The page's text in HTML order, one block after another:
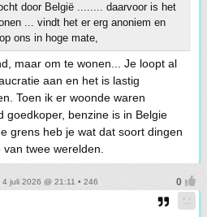
door België ........ daarvoor is het
... vindt het er erg anoniem en
ons in hoge mate,
maar om te wonen... Je loopt al
aan en het is lastig
Toen ik er woonde waren
goedkoper, benzine is in Belgie
grens heb je wat dat soort dingen
twee werelden.
4 juli 2026 @ 21:11 • 246